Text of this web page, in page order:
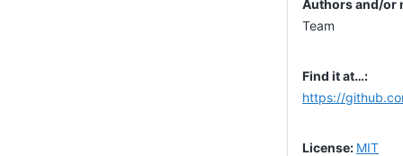
Team
https://
MIT